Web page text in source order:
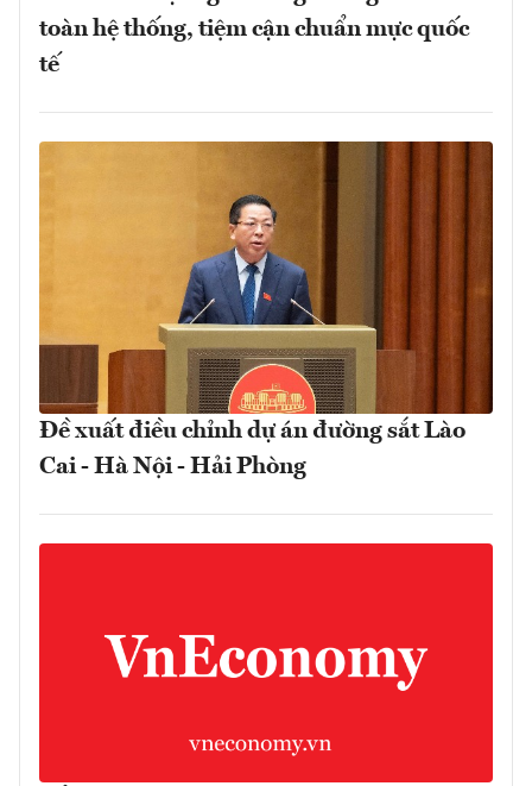
toàn hệ thống, tiệm cận chuẩn mực quốc
tế
Đề xuất điều chỉnh dự án đường sắt Lào
Cai - Hà Nội - Hải Phòng